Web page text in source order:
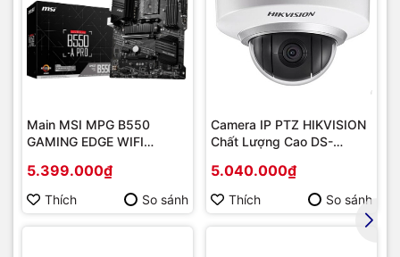
Main MSI MPG B550
GAMING EDGE WIFI
Socket AM4/ VGA
onboard)
5.399.000₫
Thích So sánh
Camera IP PTZ HIKVISION
Chất Lượng Cao DS-
5.040.000₫
Thích So sánh